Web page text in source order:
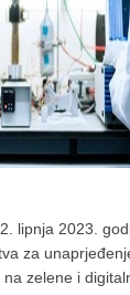
lipnja 2023.
za
zelene i